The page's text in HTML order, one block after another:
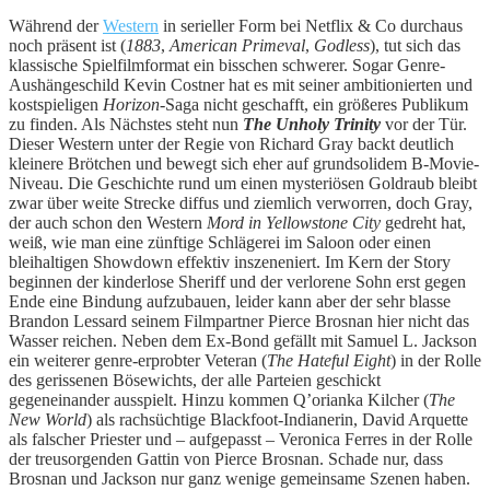
Während derWestern in serieller Form bei Netflix & Co durchaus
noch präsent ist (1883, American Primeval, Godless), tut sich das
klassische Spielfilmformat ein bisschen schwerer. Sogar Genre-
Aushängeschild Kevin Costner hat es mit seiner ambitionierten und
kostspieligen Horizon-Saga nicht geschafft, ein größeres Publikum
zu finden. Als Nächstes steht nun The Unholy Trinity vor der Tür.
Dieser Western unter der Regie von Richard Gray backt deutlich
kleinere Brötchen und bewegt sich eher auf grundsolidem B-Movie-
Niveau. Die Geschichte rund um einen mysteriösen Goldraub bleibt
zwar über weite Strecke diffus und ziemlich verworren, doch Gray,
der auch schon den Western Mord in Yellowstone City gedreht hat,
weiß, wie man eine zünftige Schlägerei im Saloon oder einen
bleihaltigen Showdown effektiv inszeneniert. Im Kern der Story
beginnen der kinderlose Sheriff und der verlorene Sohn erst gegen
Ende eine Bindung aufzubauen, leider kann aber der sehr blasse
Brandon Lessard seinem Filmpartner Pierce Brosnan hier nicht das
Wasser reichen. Neben dem Ex-Bond gefällt mit Samuel L. Jackson
ein weiterer genre-erprobter Veteran (The Hateful Eight) in der Rolle
des gerissenen Bösewichts, der alle Parteien geschickt
gegeneinander ausspielt. Hinzu kommen Q’orianka Kilcher (The
New World) als rachsüchtige Blackfoot-Indianerin, David Arquette
als falscher Priester und – aufgepasst – Veronica Ferres in der Rolle
der treusorgenden Gattin von Pierce Brosnan. Schade nur, dass
Brosnan und Jackson nur ganz wenige gemeinsame Szenen haben.